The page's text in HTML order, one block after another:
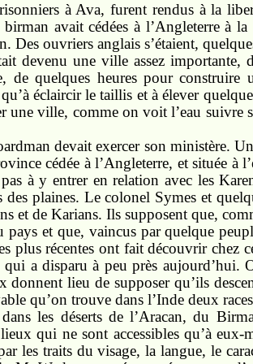
à Ava, furent rendus à la
avait cédées à l’Angleterre à
ouvriers anglais s’étaient,
devenu une ville assez
quelques heures pour construire
éclaircir le taillis et à élever
ville, comme on voit l’eau suivre
devait exercer son ministère.
cédée à l’Angleterre, et située à
à y entrer en relation avec les
plaines. Le colonel Symes et
et de Karians. Ils supposent que,
et que, vaincus par quelque
plus récentes ont fait découvrir chez
a disparu à peu près aujourd’hui.
lieu de supposer qu’ils
qu’on trouve dans l’Inde deux
les déserts de l’Aracan, du
qui ne sont accessibles qu’à eux-
les traits du visage, la langue, le